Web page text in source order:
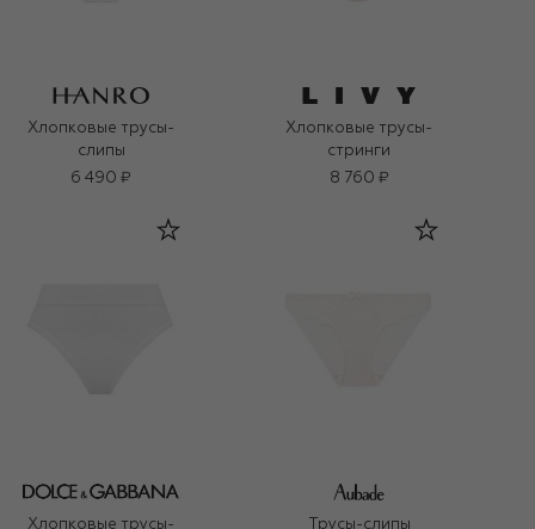
Хлопковые трусы-
слипы
6 490 ₽
Хлопковые трусы-
стринги
8 760 ₽
Хлопковые трусы-
Трусы-слипы